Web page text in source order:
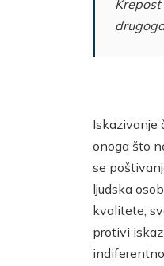
Iskazivanje
onoga što
se
ljudska
kvalitete,
protivi